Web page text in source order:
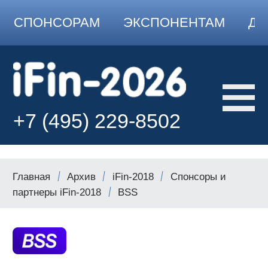
СПОНСОРАМ ЭКСПОНЕНТАМ
+7 (495) 229-8502
Главная Архив iFin-2018
Спонсоры и
партнеры iFin-2018
BSS